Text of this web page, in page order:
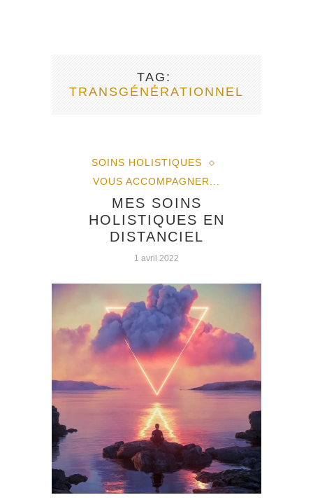
TAG
TRANSGÉNÉRATIONNEL
SOINS HOLISTIQUES
VOUS ACCOMPAGNER...
MES SOINS
HOLISTIQUES EN
DISTANCIEL
1 avril 2022